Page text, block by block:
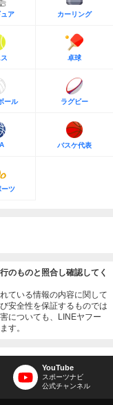
ア カーリング
卓球
ール ラグビー
バスケ代表
ーツ
のものと照合し確認してく
ている情報の内容に関して
安全性を保証するものでは
についても、LINEヤフー
す。
YouTube
スポーツナビ
公式チャンネル